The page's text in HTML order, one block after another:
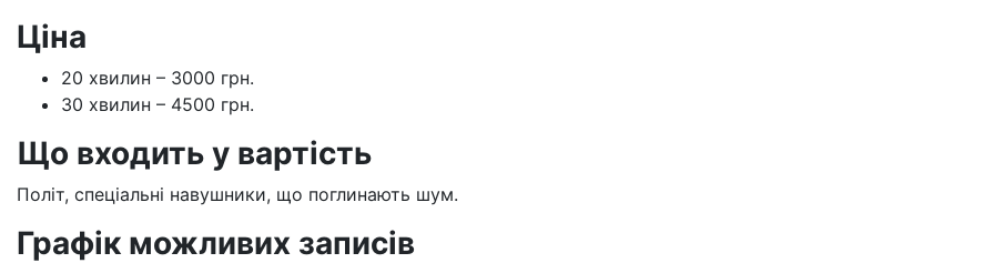
Ціна
20 хвилин – 3000 грн.
30 хвилин – 4500 грн.
Що входить у вартість
Політ, спеціальні навушники, що поглинають шум.
Графік можливих записів